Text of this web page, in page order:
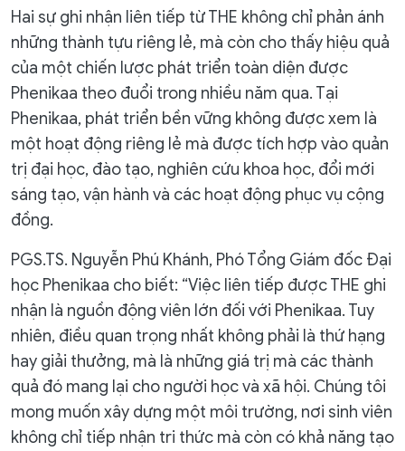
Hai sự ghi nhận liên tiếp từ THE không chỉ phản ánh
những thành tựu riêng lẻ, mà còn cho thấy hiệu quả
của một chiến lược phát triển toàn diện được
Phenikaa theo đuổi trong nhiều năm qua. Tại
Phenikaa, phát triển bền vững không được xem là
một hoạt động riêng lẻ mà được tích hợp vào quản
trị đại học, đào tạo, nghiên cứu khoa học, đổi mới
sáng tạo, vận hành và các hoạt động phục vụ cộng
đồng.
PGS.TS. Nguyễn Phú Khánh, Phó Tổng Giám đốc Đại
học Phenikaa cho biết: “Việc liên tiếp được THE ghi
nhận là nguồn động viên lớn đối với Phenikaa. Tuy
nhiên, điều quan trọng nhất không phải là thứ hạng
hay giải thưởng, mà là những giá trị mà các thành
quả đó mang lại cho người học và xã hội. Chúng tôi
mong muốn xây dựng một môi trường, nơi sinh viên
không chỉ tiếp nhận tri thức mà còn có khả năng tạo